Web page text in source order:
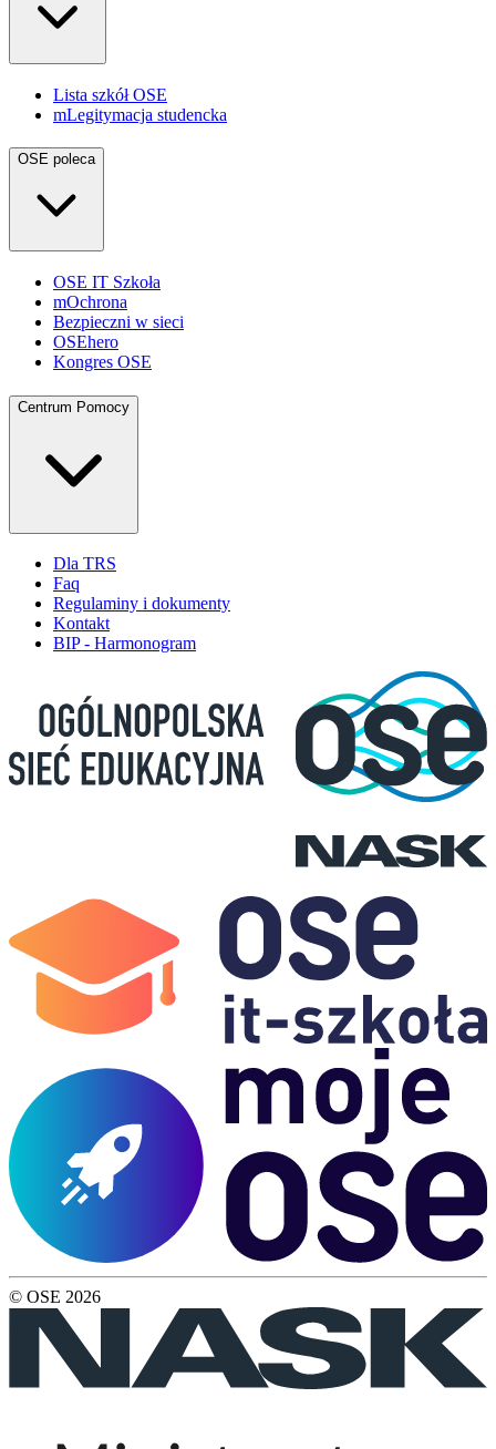
Lista szkół OSE
mLegitymacja studencka
OSE poleca
OSE IT Szkoła
mOchrona
Bezpieczni w sieci
OSEhero
Kongres OSE
Centrum Pomocy
Dla TRS
Faq
Regulaminy i dokumenty
Kontakt
BIP - Harmonogram
© OSE 2026